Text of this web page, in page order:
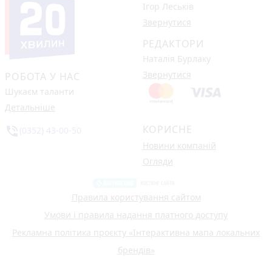
РОБОТА У НАС
Шукаєм таланти
Детальніше
Ігор Леськів
Звернутися
РЕДАКТОРИ
Наталія Бурлаку
Звернутися
КОРИСНЕ
Новини компаній
Огляди
Правила користування сайтом
Умови і правила надання платного доступу
Рекламна політика проєкту «Інтерактивна мапа локальних
брендів»